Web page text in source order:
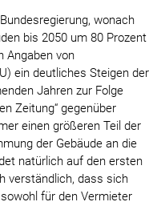
wonach
bis 2050 um 80 Prozent
Angaben von
ein deutliches Steigen der
Jahren zur Folge
Zeitung“ gegenüber
einen größeren Teil der
der Gebäude an die
natürlich auf den ersten
verständlich, dass sich
für den Vermieter